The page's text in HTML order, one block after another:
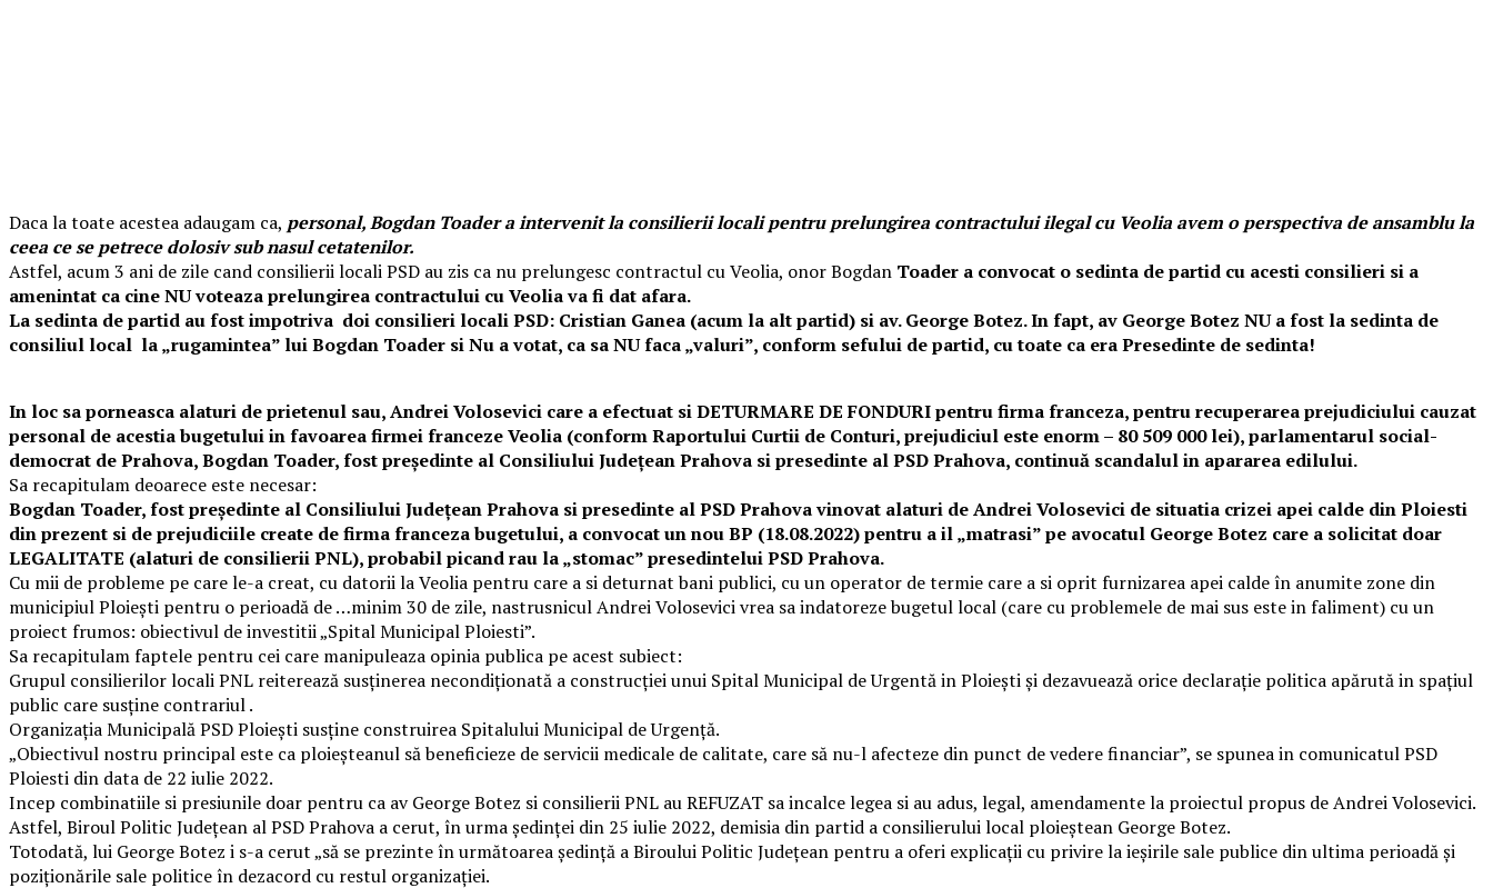
Daca la toate acestea adaugam ca, personal, Bogdan Toader a intervenit la consilierii locali pentru prelungirea contractului ilegal cu Veolia avem o perspectiva de ansamblu la
ceea ce se petrece dolosiv sub nasul cetatenilor.
Astfel, acum 3 ani de zile cand consilierii locali PSD au zis ca nu prelungesc contractul cu Veolia, onor Bogdan Toader a convocat o sedinta de partid cu acesti consilieri si a
amenintat ca cine NU voteaza prelungirea contractului cu Veolia va fi dat afara.
La sedinta de partid au fost impotriva doi consilieri locali PSD: Cristian Ganea (acum la alt partid) si av. George Botez. In fapt, av George Botez NU a fost la sedinta de
consiliul local la „rugamintea” lui Bogdan Toader si Nu a votat, ca sa NU faca „valuri”, conform sefului de partid, cu toate ca era Presedinte de sedinta!
In loc sa porneasca alaturi de prietenul sau, Andrei Volosevici care a efectuat si DETURMARE DE FONDURI pentru firma franceza, pentru recuperarea prejudiciului cauzat
personal de acestia bugetului in favoarea firmei franceze Veolia (conform Raportului Curtii de Conturi, prejudiciul este enorm – 80 509 000 lei), parlamentarul social-
democrat de Prahova, Bogdan Toader, fost președinte al Consiliului Județean Prahova si presedinte al PSD Prahova, continuă scandalul in apararea edilului.
Sa recapitulam deoarece este necesar:
Bogdan Toader, fost președinte al Consiliului Județean Prahova si presedinte al PSD Prahova vinovat alaturi de Andrei Volosevici de situatia crizei apei calde din Ploiesti
din prezent si de prejudiciile create de firma franceza bugetului, a convocat un nou BP (18.08.2022) pentru a il „matrasi” pe avocatul George Botez care a solicitat doar
LEGALITATE (alaturi de consilierii PNL), probabil picand rau la „stomac” presedintelui PSD Prahova.
Cu mii de probleme pe care le-a creat, cu datorii la Veolia pentru care a si deturnat bani publici, cu un operator de termie care a si oprit furnizarea apei calde în anumite zone din
municipiul Ploieşti pentru o perioadă de …minim 30 de zile, nastrusnicul Andrei Volosevici vrea sa indatoreze bugetul local (care cu problemele de mai sus este in faliment) cu un
proiect frumos: obiectivul de investitii „Spital Municipal Ploiesti”.
Sa recapitulam faptele pentru cei care manipuleaza opinia publica pe acest subiect:
Grupul consilierilor locali PNL reiterează susținerea necondiționată a construcției unui Spital Municipal de Urgentă in Ploiești și dezavuează orice declarație politica apărută in spațiul
public care susține contrariul .
Organizația Municipală PSD Ploiești susține construirea Spitalului Municipal de Urgență.
„Obiectivul nostru principal este ca ploieșteanul să beneficieze de servicii medicale de calitate, care să nu-l afecteze din punct de vedere financiar”, se spunea in comunicatul PSD
Ploiesti din data de 22 iulie 2022.
Incep combinatiile si presiunile doar pentru ca av George Botez si consilierii PNL au REFUZAT sa incalce legea si au adus, legal, amendamente la proiectul propus de Andrei Volosevici.
Astfel, Biroul Politic Județean al PSD Prahova a cerut, în urma ședinței din 25 iulie 2022, demisia din partid a consilierului local ploieștean George Botez.
Totodată, lui George Botez i s-a cerut „să se prezinte în următoarea ședință a Biroului Politic Județean pentru a oferi explicații cu privire la ieșirile sale publice din ultima perioadă și
poziționările sale politice în dezacord cu restul organizației.